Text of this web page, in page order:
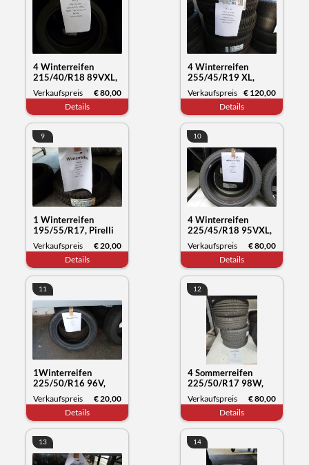
4 Winterreifen
215/40/R18 89VXL,
Nexen Tyre Winguard
Sport2, Datum 15/22
Verkaufspreis
€ 80,00
Details
4 Winterreifen
255/45/R19 XL,
Kumho Tyre
Wintercraft WP72,
Datum 30/23
Verkaufspreis € 120,00
Details
9
1 Winterreifen
195/55/R17, Pirelli
Snow Control, Datum
50/19
Verkaufspreis
€ 20,00
Details
10
4 Winterreifen
225/45/R18 95VXL,
Nokian Tyres WR
snowproof, Datum
Verkaufspreis
€ 80,00
Details
11
1Winterreifen
225/50/R16 96V,
Goodride SW608,
Datum 21/21
Verkaufspreis
€ 20,00
Details
12
4 Sommerreifen
225/50/R17 98W,
Yartu Zuper Eco,
Datum 04/24
Verkaufspreis
€ 80,00
Details
13 14